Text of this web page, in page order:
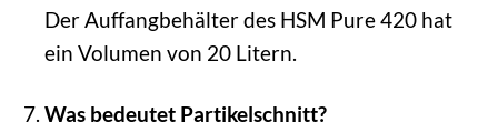
Der Auffangbehälter des HSM Pure 420 hat
ein Volumen von 20 Litern.
Was bedeutet Partikelschnitt?